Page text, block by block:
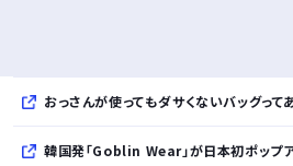
おっさんが使ってもダサくないバッグって
韓国発「Goblin Wear」が日本初ポップ